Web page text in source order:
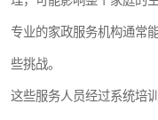
专业的家政服务机构通常
些挑战。
这些服务人员经过系统培